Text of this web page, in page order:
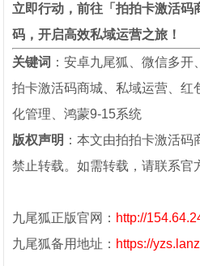
立即行动，前往「拍拍卡激活码
码，开启高效私域运营之旅！
关键词 ：安卓九尾狐、微信多
拍卡激活码商城、私域运营、红
化管理、鸿蒙9-15系统
版权声明 ：本文由拍拍卡激活码
禁止转载。如需转载，请联系官
九尾狐正版官网： http://
九尾狐备用地址： https://